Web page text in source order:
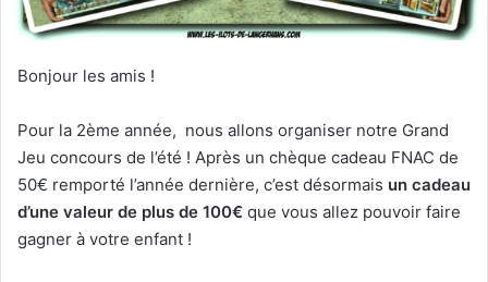
Bonjour les amis !
Pour la 2ème année, nous allons organiser notre Grand
Jeu concours de l’été ! Après un chèque cadeau FNAC de
50€ remporté l’année dernière, c’est désormais un cadeau
d’une valeur de plus de 100€ que vous allez pouvoir faire
gagner à votre enfant !